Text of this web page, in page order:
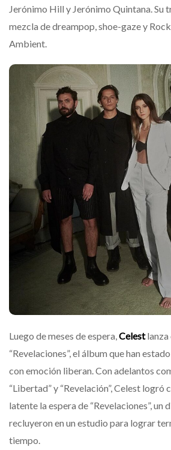
Jerónimo Hill y Jerónimo Quintana. Su
mezcla de dreampop, shoe-gaze y
Ambient.
Luego de meses de espera,Celestlanza
“Revelaciones”, el álbum que han
con emoción liberan. Con adelantos
“Libertad” y “Revelación”, Celest logró
latente la espera de “Revelaciones”, un
recluyeron en un estudio para lograr
tiempo.